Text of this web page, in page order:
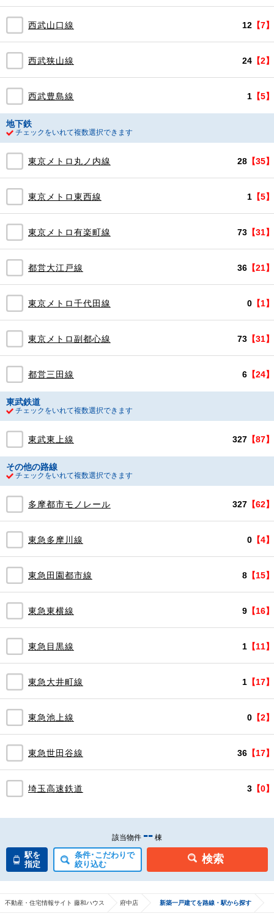
西武山口線 【7】
12
西武狭山線 【2】
24
西武豊島線 【5】
1
地下鉄
チェックをいれて複数選択できます
東京メトロ丸ノ内線 【35】
28
東京メトロ東西線 【5】
1
東京メトロ有楽町線 【31】
73
都営大江戸線 【21】
36
東京メトロ千代田線 【1】
0
東京メトロ副都心線 【31】
73
都営三田線 【24】
6
東武鉄道
チェックをいれて複数選択できます
東武東上線 【87】
327
その他の路線
チェックをいれて複数選択できます
多摩都市モノレール 【62】
327
東急多摩川線 【4】
0
東急田園都市線 【15】
8
東急東横線 【16】
9
東急目黒線 【11】
1
東急大井町線 【17】
1
東急池上線 【2】
0
東急世田谷線 【17】
36
埼玉高速鉄道 【0】
3
該当物件 -- 棟
駅を
指定
条件･こだわりで
絞り込む
検索
不動産・住宅情報サイト 藤和ハウス 府中店 新築一戸建てを路線・駅から探す